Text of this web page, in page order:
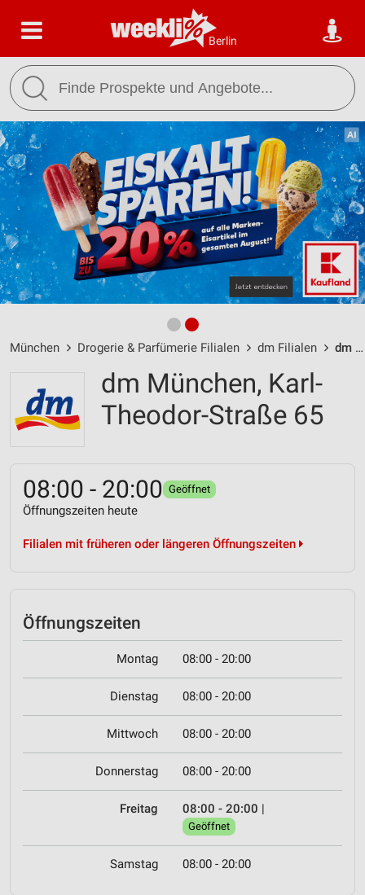
Berlin
München Drogerie & Parfümerie Filialen dm Filialen dm München / Karl-Theodor-Straße 65 - Öffnungszeiten & Adresse
dm München, Karl-
Theodor-Straße 65
08:00 - 20:00 Geöffnet
Öffnungszeiten heute
Filialen mit früheren oder längeren Öffnungszeiten
Öffnungszeiten
Montag 08:00 - 20:00
Dienstag 08:00 - 20:00
Mittwoch 08:00 - 20:00
Donnerstag 08:00 - 20:00
Freitag 08:00 - 20:00 |
Geöffnet
Samstag 08:00 - 20:00